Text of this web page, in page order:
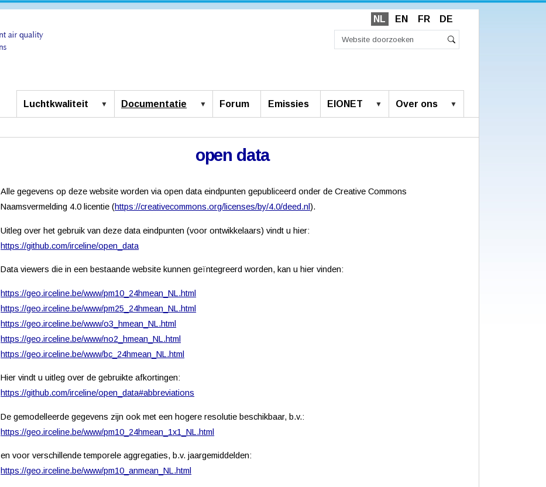
NL EN FR DE
Luchtkwaliteit Documentatie Forum Emissies EIONET Over ons
open data
Alle gegevens op deze website worden via open data eindpunten gepubliceerd onder de Creative Commons
Naamsvermelding 4.0 licentie (https://creativecommons.org/licenses/by/4.0/deed.nl).
Uitleg over het gebruik van deze data eindpunten (voor ontwikkelaars) vindt u hier:
https://github.com/irceline/open_data
Data viewers die in een bestaande website kunnen geïntegreerd worden, kan u hier vinden:
https://geo.irceline.be/www/pm10_24hmean_NL.html
https://geo.irceline.be/www/pm25_24hmean_NL.html
https://geo.irceline.be/www/o3_hmean_NL.html
https://geo.irceline.be/www/no2_hmean_NL.html
https://geo.irceline.be/www/bc_24hmean_NL.html
Hier vindt u uitleg over de gebruikte afkortingen:
https://github.com/irceline/open_data#abbreviations
De gemodelleerde gegevens zijn ook met een hogere resolutie beschikbaar, b.v.:
https://geo.irceline.be/www/pm10_24hmean_1x1_NL.html
en voor verschillende temporele aggregaties, b.v. jaargemiddelden:
https://geo.irceline.be/www/pm10_anmean_NL.html